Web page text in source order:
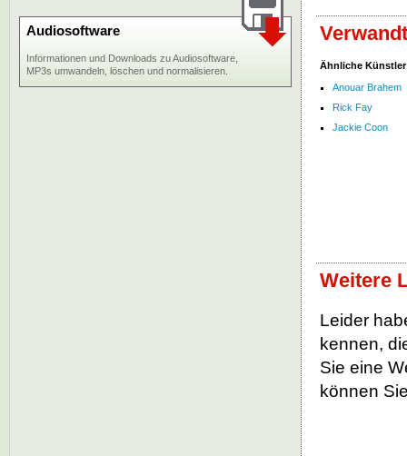
Ähnliche Künstler
Anouar Brahem
Rick Fay
Jackie Coon
Weitere
Leider
kennen,
Sie eine
können
Audiosoftware
Informationen und Downloads zu Audiosoftware,
MP3s umwandeln, löschen und normalisieren.